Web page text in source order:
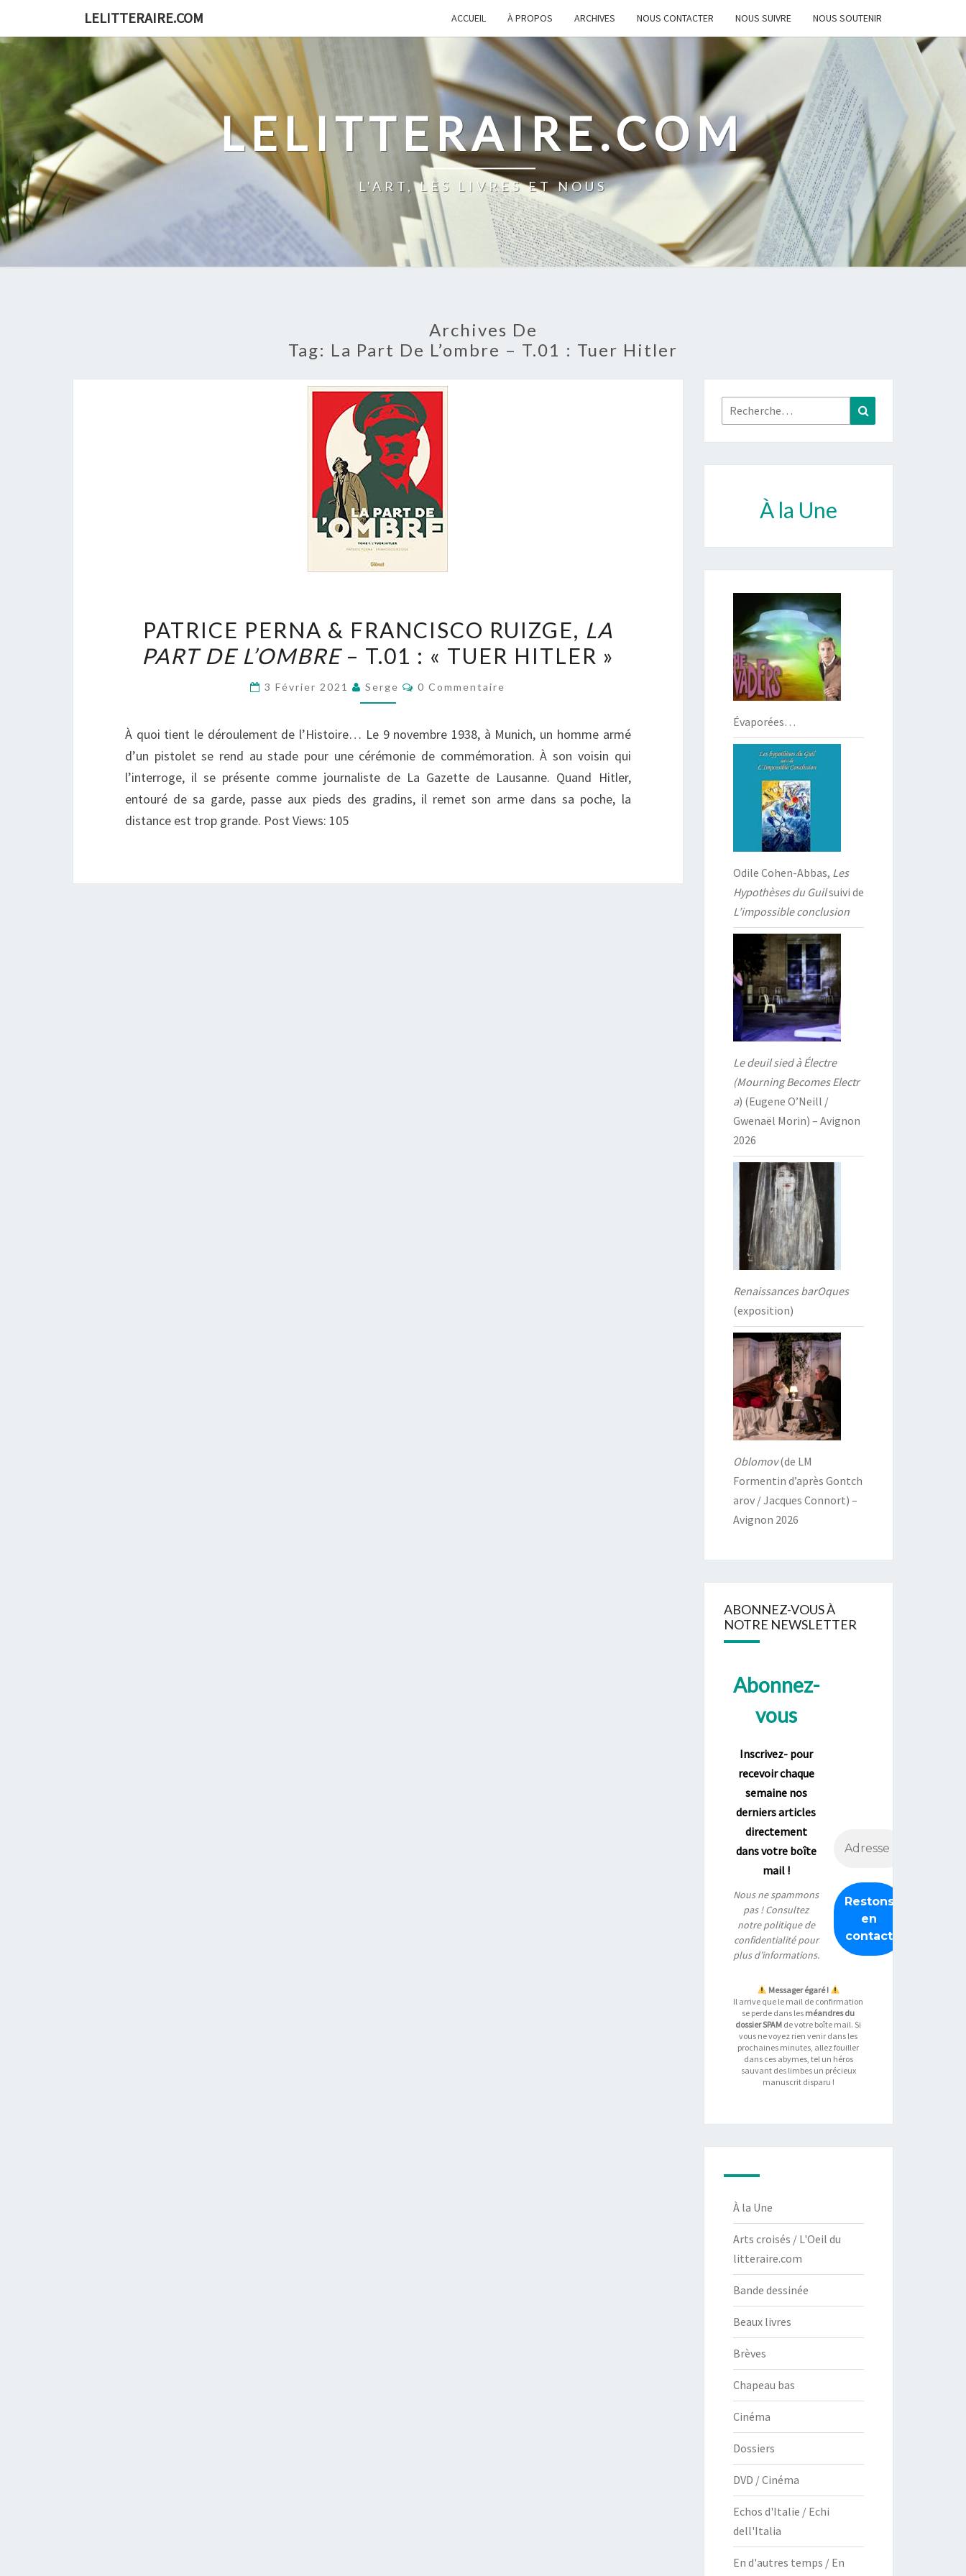
content
LELITTERAIRE.COM ACCUEIL À PROPOS ARCHIVES NOUS CONTACTER NOUS SUIVRE NOUS SOUTENIR
LELITTERAIRE.COM
L'ART, LES LIVRES ET NOUS
Archives De
Tag: La Part De L’ombre – T.01 : Tuer Hitler
PERNA
&
RUIZGE,
PART
DE
L’OMBRE
–
PATRICE PERNA & FRANCISCO RUIZGE, LA
PART DE L’OMBRE– T.01 : « TUER HITLER »
3 Février 2021 Serge Commentaires
0 Commentaire
À quoi tient le déroulement de l’Histoire… Le 9 novembre 1938, à Munich, un homme armé
d’un pistolet se rend au stade pour une cérémonie de commémoration. À son voisin qui
l’interroge, il se présente comme journaliste de La Gazette de Lausanne. Quand Hitler,
entouré de sa garde, passe aux pieds des gradins, il remet son arme dans sa poche, la
distance est trop grande. Post Views: 105
Rechercher :
À la Une
Évaporées…
Odile Cohen-Abbas, Les
Hypothèses du Guilsuivi de
L’impossible conclusion
Le deuil sied à Électre
(Mourning Becomes Electr
a) (Eugene O’Neill /
Gwenaël Morin) – Avignon
2026
Renaissances barOques
(exposition)
Oblomov(de LM
Formentin d’après Gontch
arov / Jacques Connort) –
Avignon 2026
ABONNEZ-VOUS À
NOTRE NEWSLETTER
Abonnez-
vous
Inscrivez- pour
recevoir chaque
semaine nos
derniers articles
directement
dans votre boîte
mail !
Nous ne spammons
pas ! Consultez
notrepolitique de
confidentialitépour
plus d’informations.
Messager égaré !
Il arrive que le mail de confirmation
se perde dans les méandres du
dossier SPAM de votre boîte mail. Si
vous ne voyez rien venir dans les
prochaines minutes, allez fouiller
dans ces abymes, tel un héros
sauvant des limbes un précieux
manuscrit disparu !
À la Une
Arts croisés / L'Oeil du
litteraire.com
Bande dessinée
Beaux livres
Brèves
Chapeau bas
Cinéma
Dossiers
DVD / Cinéma
Echos d'Italie / Echi
dell'Italia
En d'autres temps / En